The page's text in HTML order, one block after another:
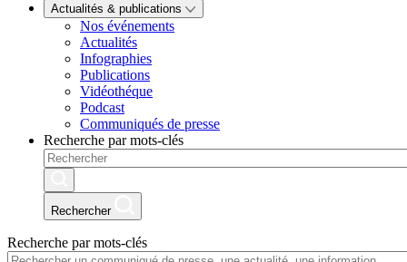
Actualités & publications
Nos événements
Actualités
Infographies
Publications
Vidéothéque
Podcast
Communiqués de presse
Recherche par mots-clés
Rechercher
Recherche par mots-clés